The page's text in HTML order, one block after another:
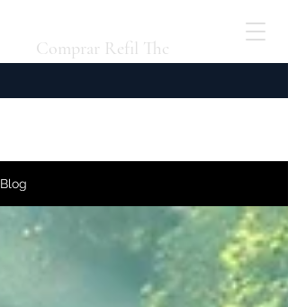
Comprar Refil Thc
Blog